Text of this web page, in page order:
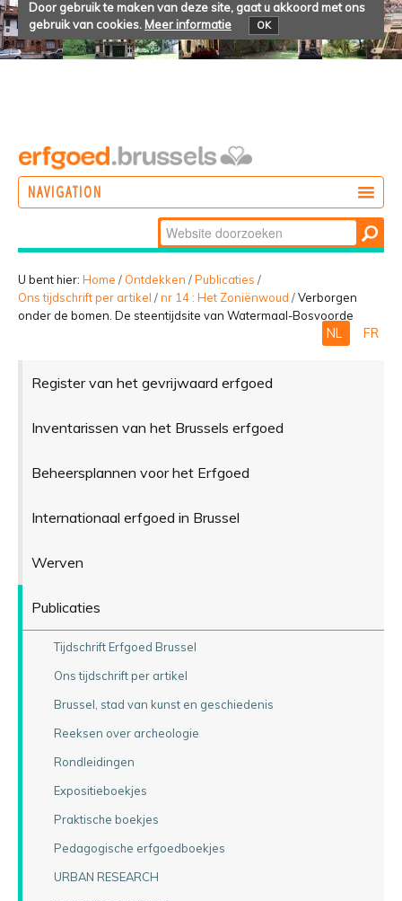
Door gebruik te maken van deze site, gaat u akkoord met ons
gebruik van cookies. Meer informatie OK
NAVIGATION
BELEVEN
Zoek
Geavanceerd
zoeken...
U bent hier: Home / Ontdekken /Publicaties /
Ons tijdschrift per artikel /nr 14 : Het Zoniënwoud /Verborgen
onder de bomen. De steentijdsite van Watermaal-Bosvoorde
NL FR
Register van het gevrijwaard erfgoed
Inventarissen van het Brussels erfgoed
Beheersplannen voor het Erfgoed
Internationaal erfgoed in Brussel
Werven
Publicaties
Tijdschrift Erfgoed Brussel
Ons tijdschrift per artikel
Brussel, stad van kunst en geschiedenis
Reeksen over archeologie
Rondleidingen
Expositieboekjes
Praktische boekjes
Pedagogische erfgoedboekjes
URBAN RESEARCH